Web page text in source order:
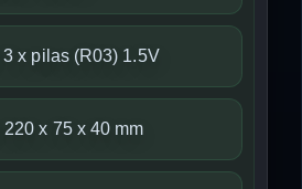
3 x pilas (R03) 1.5V
220 x 75 x 40 mm